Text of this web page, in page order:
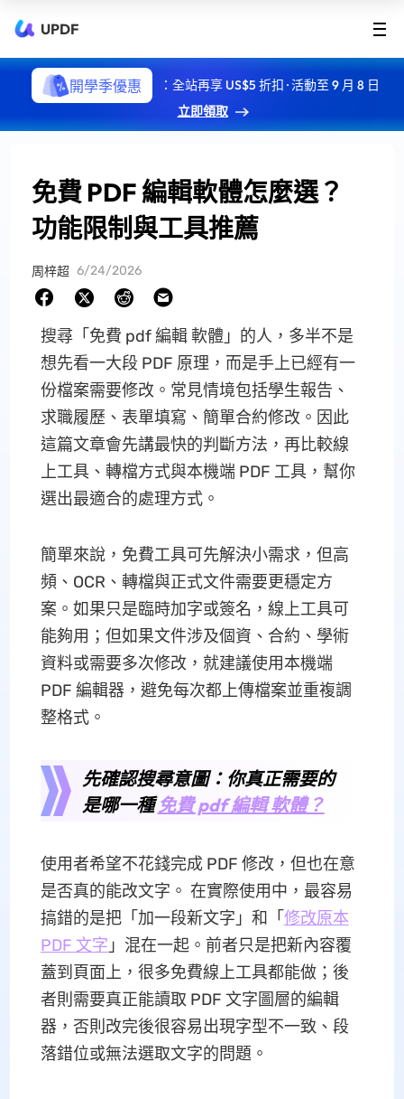
UPDF
開學季優惠
：全站再享 US$5 折扣 · 活動至 9 月 8 日
立即領取
免費 PDF 編輯軟體怎麼選？
功能限制與工具推薦
周梓超 6/24/2026
搜尋「免費 pdf 編輯 軟體」的人，多半不是
想先看一大段 PDF 原理，而是手上已經有一
份檔案需要修改。常見情境包括學生報告、
求職履歷、表單填寫、簡單合約修改。因此
這篇文章會先講最快的判斷方法，再比較線
上工具、轉檔方式與本機端 PDF 工具，幫你
選出最適合的處理方式。
簡單來說，免費工具可先解決小需求，但高
頻、OCR、轉檔與正式文件需要更穩定方
案。如果只是臨時加字或簽名，線上工具可
能夠用；但如果文件涉及個資、合約、學術
資料或需要多次修改，就建議使用本機端
PDF 編輯器，避免每次都上傳檔案並重複調
整格式。
先確認搜尋意圖：你真正需要的
是哪一種免費 pdf 編輯 軟體？
使用者希望不花錢完成 PDF 修改，但也在意
是否真的能改文字。 在實際使用中，最容易
搞錯的是把「加一段新文字」和「 修改原本
PDF 文字 」混在一起。前者只是把新內容覆
蓋到頁面上，很多免費線上工具都能做；後
者則需要真正能讀取 PDF 文字圖層的編輯
器，否則改完後很容易出現字型不一致、段
落錯位或無法選取文字的問題。